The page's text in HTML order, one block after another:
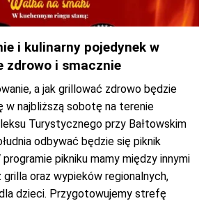
i kulinarny pojedynek w
zdrowo i smacznie
a jak grillować zdrowo będzie
w najbliższą sobotę na terenie
Turystycznego przy Bałtowskim
odbywać będzie się piknik
programie pikniku mamy między innymi
oraz wypieków regionalnych,
dzieci. Przygotowujemy strefę